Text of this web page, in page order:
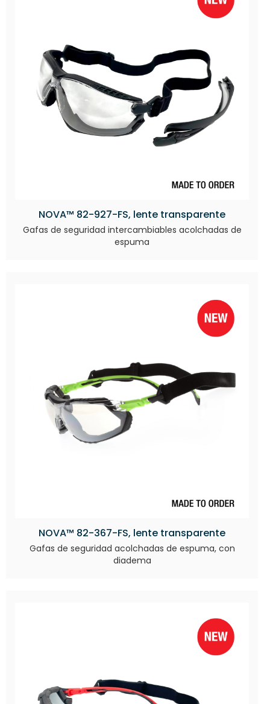
NOVA™ 82-927-FS, lente transparente
Gafas de seguridad intercambiables acolchadas de
espuma
NOVA™ 82-367-FS, lente transparente
Gafas de seguridad acolchadas de espuma, con
diadema